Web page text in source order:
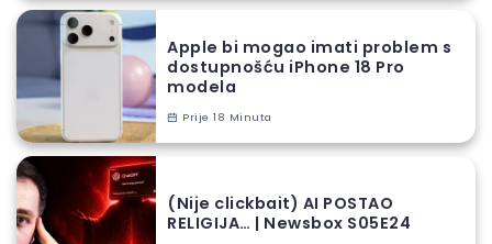
Apple bi mogao imati problem s
dostupnošću iPhone 18 Pro
modela
Prije 18 Minuta
(Nije clickbait) AI POSTAO
RELIGIJA… | Newsbox S05E24